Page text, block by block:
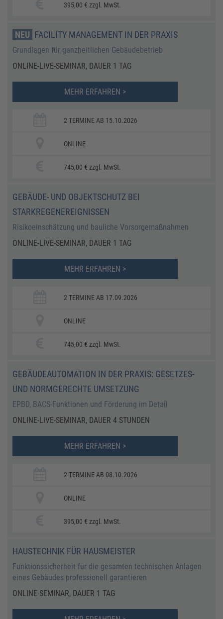
395,00 € zzgl. MwSt.
NEU FACILITY MANAGEMENT IN DER PRAXIS
Grundlagen für ganzheitlichen Gebäudebetrieb
ONLINE-LIVE-SEMINAR, DAUER 1 TAG
MEHR ERFAHREN >
2 TERMINE AB 15.10.2026
ONLINE
745,00 € zzgl. MwSt.
GEBÄUDE- UND OBJEKTSCHUTZ BEI
STARKREGENEREIGNISSEN
Risikoeinschätzung und bauliche Vorsorgemaßnahmen
ONLINE-LIVE-SEMINAR, DAUER 1 TAG
MEHR ERFAHREN >
2 TERMINE AB 17.09.2026
ONLINE
745,00 € zzgl. MwSt.
GEBÄUDEAUTOMATION IN DER PRAXIS: GESETZES-
UND NORMGERECHTE UMSETZUNG
EPBD, BACS-Funktionen und Förderung im Detail
ONLINE-LIVE-SEMINAR, DAUER 4 STUNDEN
MEHR ERFAHREN >
2 TERMINE AB 08.10.2026
ONLINE
395,00 € zzgl. MwSt.
HAUSTECHNIK FÜR HAUSMEISTER
Funktionssicherheit für die gesamten technischen Anlagen
eines Gebäudes professionell garantieren
ONLINE-SEMINAR, DAUER 1 TAG